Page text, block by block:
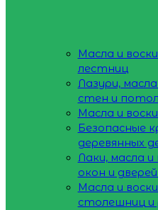
Масла и
лестниц
Лазури,
стен и
Масла и
Безопасные
деревянных
Лаки, масла и
окон и
Масла и
столешниц и